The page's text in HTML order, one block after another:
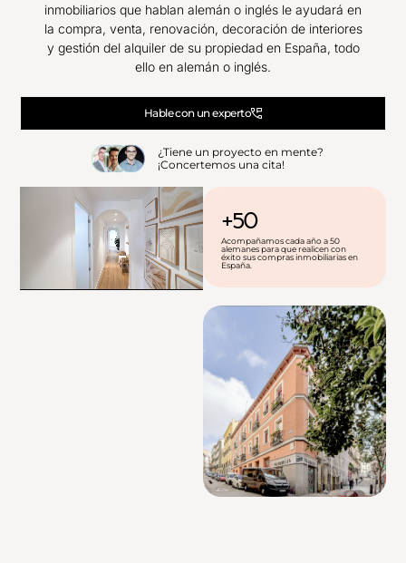
inmobiliarios que hablan alemán o inglés le ayudará en
la compra, venta, renovación, decoración de interiores
y gestión del alquiler de su propiedad en España, todo
ello en alemán o inglés.
Hable con un experto
¿Tiene un proyecto en mente?
¡Concertemos una cita!
+50
Acompañamos cada año a 50
alemanes para que realicen con
éxito sus compras inmobiliarias en
España.